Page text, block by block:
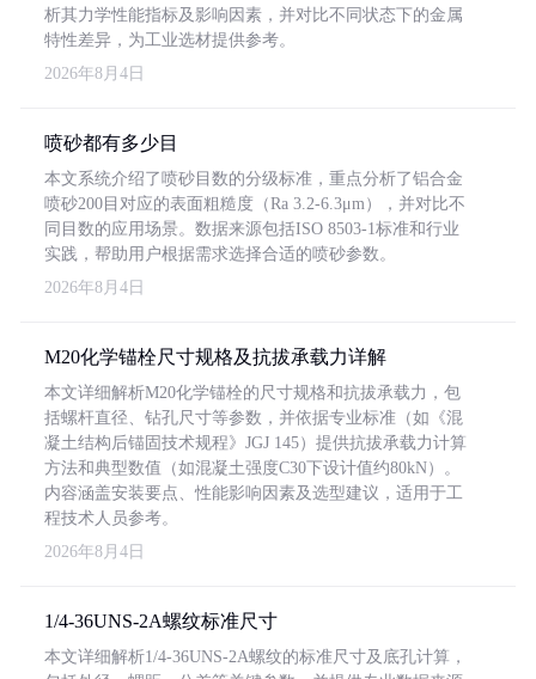
析其力学性能指标及影响因素，并对比不同状态下的金属
特性差异，为工业选材提供参考。
2026年8月4日
喷砂都有多少目
本文系统介绍了喷砂目数的分级标准，重点分析了铝合金
喷砂200目对应的表面粗糙度（Ra 3.2-6.3μm），并对比不
同目数的应用场景。数据来源包括ISO 8503-1标准和行业
实践，帮助用户根据需求选择合适的喷砂参数。
2026年8月4日
M20化学锚栓尺寸规格及抗拔承载力详解
本文详细解析M20化学锚栓的尺寸规格和抗拔承载力，包
括螺杆直径、钻孔尺寸等参数，并依据专业标准（如《混
凝土结构后锚固技术规程》JGJ 145）提供抗拔承载力计算
方法和典型数值（如混凝土强度C30下设计值约80kN）。
内容涵盖安装要点、性能影响因素及选型建议，适用于工
程技术人员参考。
2026年8月4日
1/4-36UNS-2A螺纹标准尺寸
本文详细解析1/4-36UNS-2A螺纹的标准尺寸及底孔计算，